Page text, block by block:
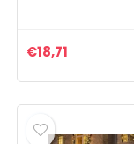
opblaasbare
ornamenten –
ontwerp
€18,71